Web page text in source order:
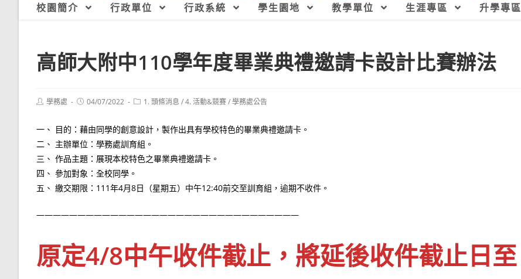
校園簡介 行政單位 行政系統 學生園地 教學單位 生涯專區 升學專區
高師大附中110學年度畢業典禮邀請卡設計比賽辦法
Post學務處
Post04/07/2022
Post1. 頭條消息 /4. 活動&競賽/學務處公告
一、 目的：藉由同學的創意設計，製作出具有學校特色的畢業典禮邀請卡。
二、 主辦單位：學務處訓育組。
三、 作品主題：展現本校特色之畢業典禮邀請卡。
四、 參加對象：全校同學。
五、 繳交期限：111年4月8日（星期五）中午12:40前交至訓育組，逾期不收件。
————————————————————————————————
原定4/8中午收件截止，將延後收件截止日至